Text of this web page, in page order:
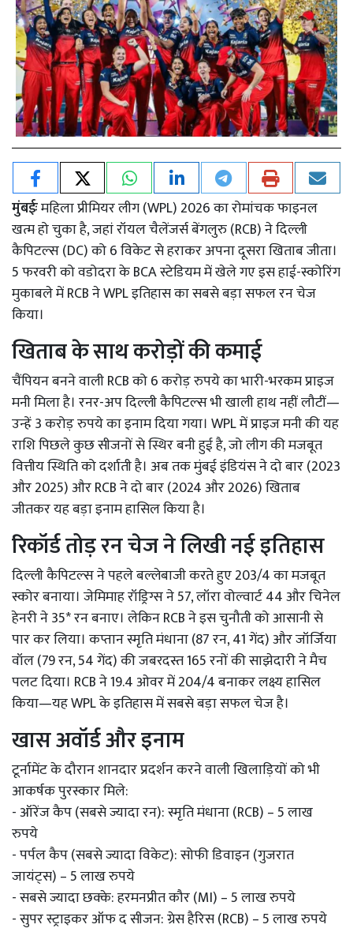
मुंबईःमहिला प्रीमियर लीग (WPL) 2026 का रोमांचक फाइनल
खत्म हो चुका है, जहां रॉयल चैलेंजर्स बेंगलुरु (RCB) ने दिल्ली
कैपिटल्स (DC) को 6 विकेट से हराकर अपना दूसरा खिताब जीता।
5 फरवरी को वडोदरा के BCA स्टेडियम में खेले गए इस हाई-स्कोरिंग
मुकाबले में RCB ने WPL इतिहास का सबसे बड़ा सफल रन चेज
किया।
खिताब के साथ करोड़ों की कमाई
चैंपियन बनने वाली RCB को 6 करोड़ रुपये का भारी-भरकम प्राइज
मनी मिला है। रनर-अप दिल्ली कैपिटल्स भी खाली हाथ नहीं लौटीं—
उन्हें 3 करोड़ रुपये का इनाम दिया गया। WPL में प्राइज मनी की यह
राशि पिछले कुछ सीजनों से स्थिर बनी हुई है, जो लीग की मजबूत
वित्तीय स्थिति को दर्शाती है। अब तक मुंबई इंडियंस ने दो बार (2023
और 2025) और RCB ने दो बार (2024 और 2026) खिताब
जीतकर यह बड़ा इनाम हासिल किया है।
रिकॉर्ड तोड़ रन चेज ने लिखी नई इतिहास
दिल्ली कैपिटल्स ने पहले बल्लेबाजी करते हुए 203/4 का मजबूत
स्कोर बनाया। जेमिमाह रॉड्रिग्स ने 57, लॉरा वोल्वार्ट 44 और चिनेल
हेनरी ने 35* रन बनाए। लेकिन RCB ने इस चुनौती को आसानी से
पार कर लिया। कप्तान स्मृति मंधाना (87 रन, 41 गेंद) और जॉर्जिया
वॉल (79 रन, 54 गेंद) की जबरदस्त 165 रनों की साझेदारी ने मैच
पलट दिया। RCB ने 19.4 ओवर में 204/4 बनाकर लक्ष्य हासिल
किया—यह WPL के इतिहास में सबसे बड़ा सफल चेज है।
खास अवॉर्ड और इनाम
टूर्नामेंट के दौरान शानदार प्रदर्शन करने वाली खिलाड़ियों को भी
आकर्षक पुरस्कार मिले:
- ऑरेंज कैप (सबसे ज्यादा रन): स्मृति मंधाना (RCB) – 5 लाख
रुपये
- पर्पल कैप (सबसे ज्यादा विकेट): सोफी डिवाइन (गुजरात
जायंट्स) – 5 लाख रुपये
- सबसे ज्यादा छक्के: हरमनप्रीत कौर (MI) – 5 लाख रुपये
- सुपर स्ट्राइकर ऑफ द सीजन: ग्रेस हैरिस (RCB) – 5 लाख रुपये